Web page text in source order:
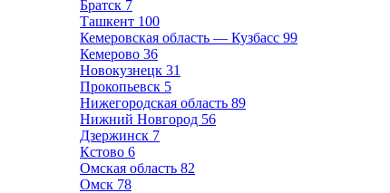
Братск 7
Ташкент 100
Кемеровская область — Кузбасс 99
Кемерово 36
Новокузнецк 31
Прокопьевск 5
Нижегородская область 89
Нижний Новгород 56
Дзержинск 7
Кстово 6
Омская область 82
Омск 78